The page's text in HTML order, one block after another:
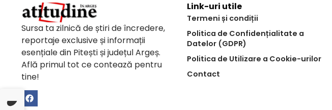
Sursa ta zilnică de știri de încredere,
reportaje exclusive și informații
esențiale din Pitești și județul Argeș.
Află primul tot ce contează pentru
tine!
Link-uri utile
Termeni și condiții
Politica de Confidențialitate a
Datelor (GDPR)
Politica de Utilizare a Cookie-urilor
Contact